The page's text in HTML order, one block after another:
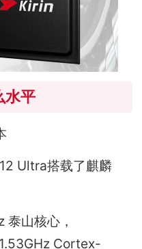
水平
Ultra搭载了麒麟
山核心，
Cortex-